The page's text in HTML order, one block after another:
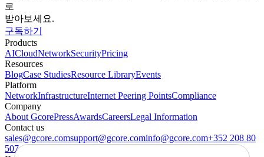
로
받아보세요.
구독하기
Products
AICloudNetworkSecurityPricing
Resources
BlogCase StudiesResource LibraryEvents
Platform
NetworkInfrastructureInternet Peering PointsCompliance
Company
About GcorePressAwardsCareersLegal Information
Contact us
sales@gcore.comsupport@gcore.cominfo@gcore.com+352 208 80
507